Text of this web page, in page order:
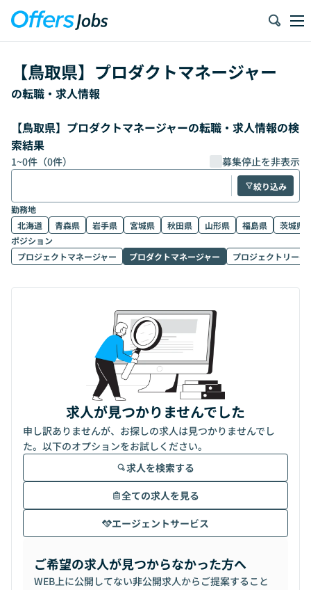
【鳥取県】 プロダクトマネージャー
の転職・求人情報
【鳥取県】プロダクトマネージャーの転職・求人情報の検
索結果
1~0件（0件） 募集停止を非表示
絞り込み
勤務地
北海道
青森県 岩手県 宮城県 秋田県 山形県 福島県
茨城県
ポジション
プロジェクトマネージャー
プロダクトマネージャー プロジェクトリーダ
求人が見つかりませんでした
申し訳ありませんが、お探しの求人は見つかりませんでし
た。以下のオプションをお試しください。
求人を検索する
全ての求人を見る
エージェントサービス
ご希望の求人が見つからなかった方へ
WEB上に公開してない非公開求人からご提案すること